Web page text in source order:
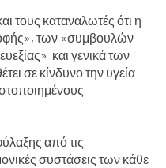
τους καταναλωτές ότι η
των «συμβουλών
και γενικά των
σε κίνδυνο την υγεία
από τις
συστάσεις των κάθε